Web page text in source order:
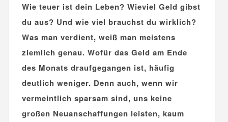
Wie teuer ist dein Leben? Wieviel Geld gibst
du aus? Und wie viel brauchst du wirklich?
Was man verdient, weiß man meistens
ziemlich genau. Wofür das Geld am Ende
des Monats draufgegangen ist, häufig
deutlich weniger. Denn auch, wenn wir
vermeintlich sparsam sind, uns keine
großen Neuanschaffungen leisten, kaum